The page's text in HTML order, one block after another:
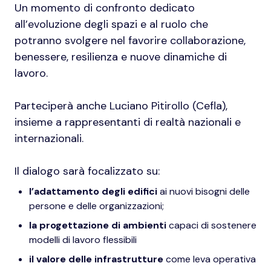
Un momento di confronto dedicato
all’evoluzione degli spazi e al ruolo che
potranno svolgere nel favorire collaborazione,
benessere, resilienza e nuove dinamiche di
lavoro.
Parteciperà anche Luciano Pitirollo (Cefla),
insieme a rappresentanti di realtà nazionali e
internazionali.
Il dialogo sarà focalizzato su:
l’adattamento degli edificiai nuovi bisogni delle
persone e delle organizzazioni;
la progettazione di ambienticapaci di sostenere
modelli di lavoro flessibili
il valore delle infrastrutturecome leva operativa